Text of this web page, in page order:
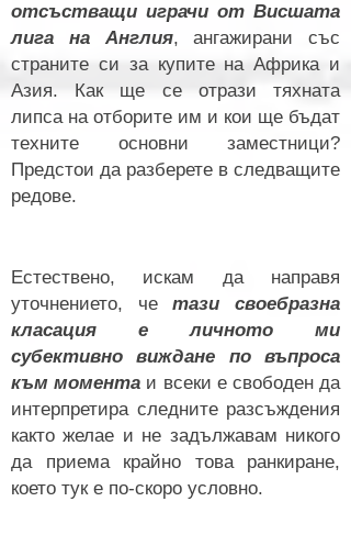
отсъстващи играчи от Висшата
лига на Англия, ангажирани със
страните си за купите на Африка и
Азия. Как ще се отрази тяхната
липса на отборите им и кои ще бъдат
техните основни заместници?
Предстои да разберете в следващите
редове.
Естествено, искам да направя
уточнението, четази своебразна
класация е личното ми
субективно виждане по въпроса
към момента и всеки е свободен да
интерпретира следните разсъждения
както желае и не задължавам никого
да приема крайно това ранкиране,
което тук е по-скоро условно.